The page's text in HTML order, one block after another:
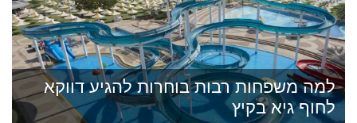
למה משפחות רבות בוחרות להגיע דווקא
לחוף גיא בקיץ